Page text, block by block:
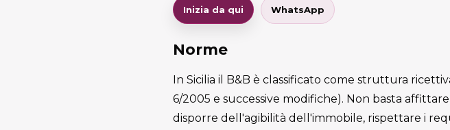
Inizia da qui WhatsApp
Norme
In Sicilia il B&B è classificato come struttura
6/2005 e successive modifiche). Non basta
disporre dell'agibilità dell'immobile, rispettare i